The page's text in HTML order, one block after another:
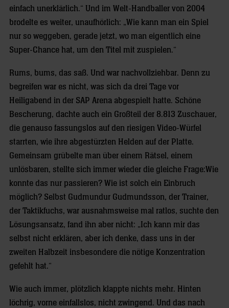
einfach unerklärlich.“ Und im Welt-Handballer von 2004
brodelte es weiter, unaufhörlich: „Wie kann man ein Spiel
nur so weggeben, gerade jetzt, wo man eigentlich eine
Super-Chance hat, um den Titel mit zuspielen.“
Rums, bums, das saß. Und war nachvollziehbar. Denn zu
begreifen war es nicht, was sich da drei Tage vor
Heiligabend in der SAP Arena abgespielt hatte. Schöne
Bescherung, dachte auch ein Großteil der 8.813 Zuschauer,
die genauso fassungslos auf den riesigen Video-Würfel
starrten, wie ihre abgestürzten Helden auf der Platte.
Gemeinsam grübelte man über einem Rätsel, einem
unlösbaren, stellte sich immer wieder die gleiche Frage:Wie
konnte das nur passieren? Wie ist solch ein Einbruch
möglich? Selbst Gudmundur Gudmundsson, der Trainer,
der Taktikfuchs, war ausnahmsweise mal ratlos, suchte den
Lösungsansatz, fand ihn aber nicht: „Ich kann mir das
selbst nicht erklären, aber ich denke, dass uns in der
zweiten Halbzeit insbesondere die nötige Konzentration
gefehlt hat.“
Wie auch immer, plötzlich klappte nichts mehr. Hinten
löchrig, vorne einfallslos, nicht zwingend. Und das nach